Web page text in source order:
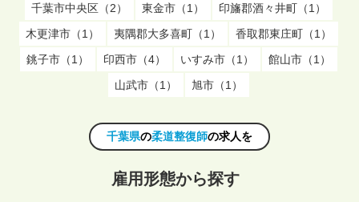
千葉市中央区（2）
東金市（1）
印旛郡酒々井町（1）
木更津市（1）
夷隅郡大多喜町（1）
香取郡東庄町（1）
銚子市（1）
印西市（4） いすみ市（1）
館山市（1）
山武市（1）
旭市（1）
千葉県の柔道整復師の求人を
雇用形態から探す